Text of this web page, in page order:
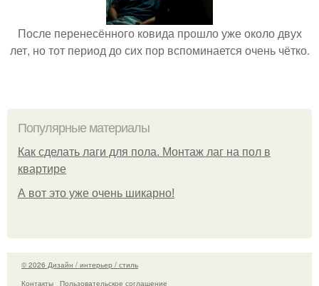
После перенесённого ковида прошло уже около двух
лет, но тот период до сих пор вспоминается очень чётко.
Популярные материалы
Как сделать лаги для пола. Монтаж лаг на пол в
квартире
А вот это уже очень шикарно!
© 2026 Дизайн / интерьер / стиль
Контакты
Пользовательское соглашение